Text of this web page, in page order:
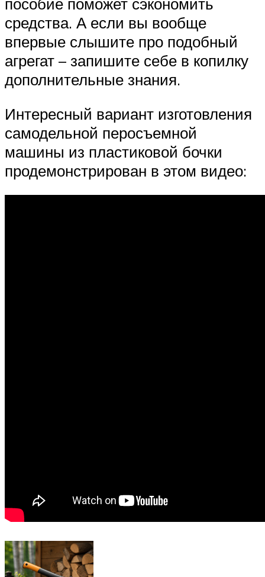
средства. А если вы вообще
впервые слышите про подобный
агрегат – запишите себе в копилку
дополнительные знания.
Интересный вариант изготовления
самодельной перосъемной
машины из пластиковой бочки
продемонстрирован в этом видео: